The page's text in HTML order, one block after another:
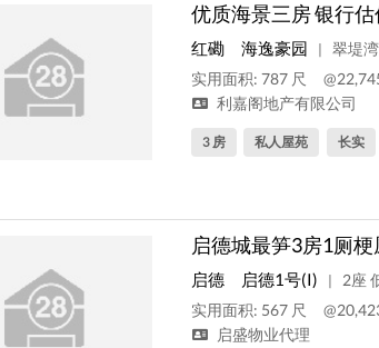
优质海景三房 银行
红磡 海逸豪园 |
翠堤
实用面积: 787 尺
利嘉阁地产有限公司
3 房 私人屋苑 长实
启德城最笋3房1厕
启德 启德1号(I) |
2座
实用面积: 567 尺
启盛物业代理